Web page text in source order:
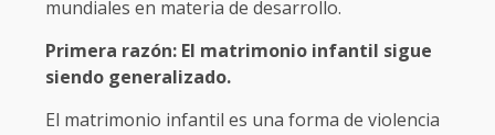
mundiales en materia de desarrollo.
Primera razón: El matrimonio infantil sigue
siendo generalizado.
El matrimonio infantil es una forma de violencia